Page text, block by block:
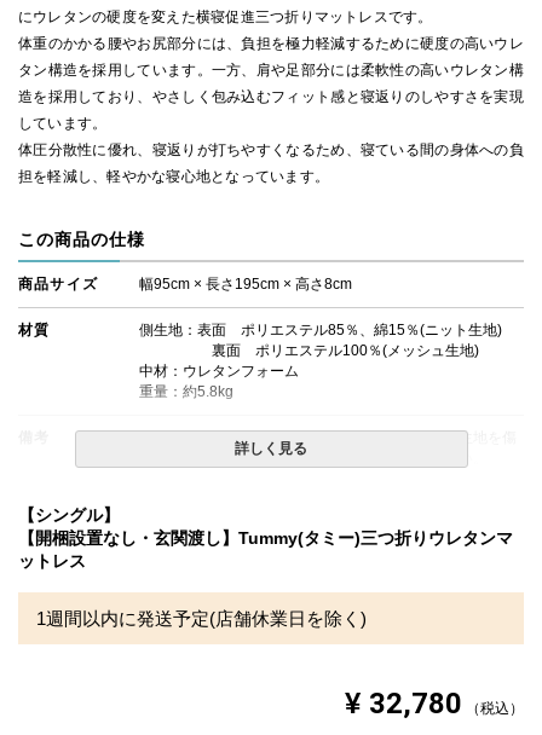
にウレタンの硬度を変えた横寝促進三つ折りマットレスです。
体重のかかる腰やお尻部分には、負担を極力軽減するために硬度の高いウレ
タン構造を採用しています。一方、肩や足部分には柔軟性の高いウレタン構
造を採用しており、やさしく包み込むフィット感と寝返りのしやすさを実現
しています。
体圧分散性に優れ、寝返りが打ちやすくなるため、寝ている間の身体への負
担を軽減し、軽やかな寝心地となっています。
この商品の仕様
商品サイズ 幅95cm × 長さ195cm × 高さ8cm
材質
側生地：表面 ポリエステル85％、綿15％(ニット生地)
裏面 ポリエステル100％(メッシュ生地)
中材：ウレタンフォーム
重量：約5.8kg
・開封時に刃物などを使用される際は、マットの生地を傷
つける恐れがありますので、十分にご注意ください。
してください。
ることがあります。使用後は風通しをよくし、陰干しして
ください。
・カバーのファスナーは閉じて、洗濯ネットを使用して洗
詳しく見る
【シングル】
【開梱設置なし・玄関渡し】Tummy(タミー)三つ折りウレタンマ
ットレス
1週間以内に発送予定(店舗休業日を除く)
¥ 32,780 税込